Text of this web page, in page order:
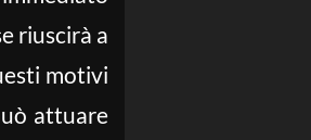
riuscirà a
motivi
attuare